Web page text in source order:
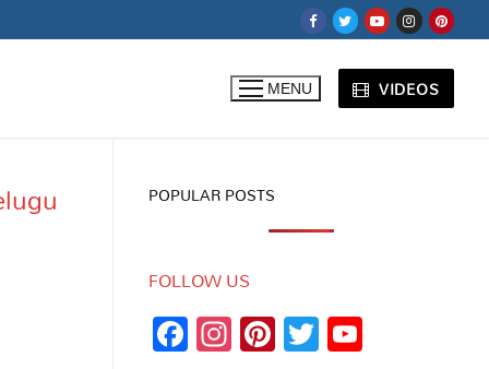
MENU VIDEOS
POPULAR POSTS
FOLLOW US
Facebook
Instagram
Pinterest
Twitter